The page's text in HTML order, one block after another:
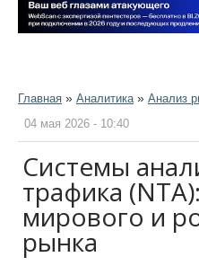
Главная » Аналитика » Анализ
04 мая 2026 - 10:40
Системы
трафика
мирового и
рынка